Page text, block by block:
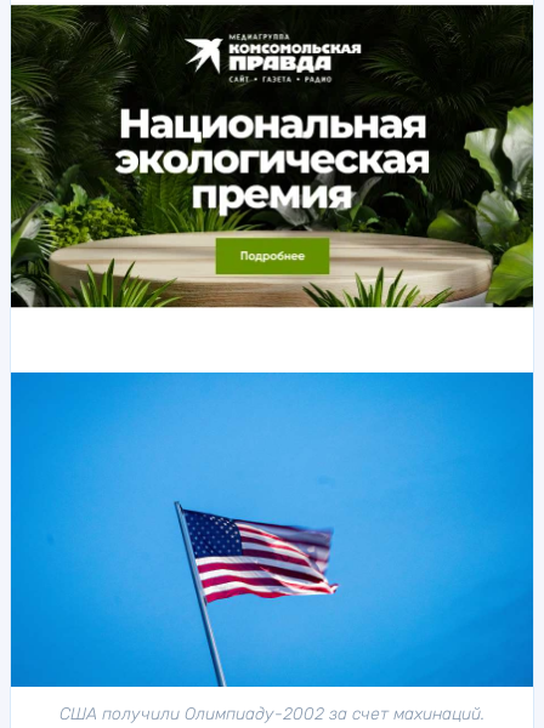
США получили Олимпиаду-2002 за счет махинаций.